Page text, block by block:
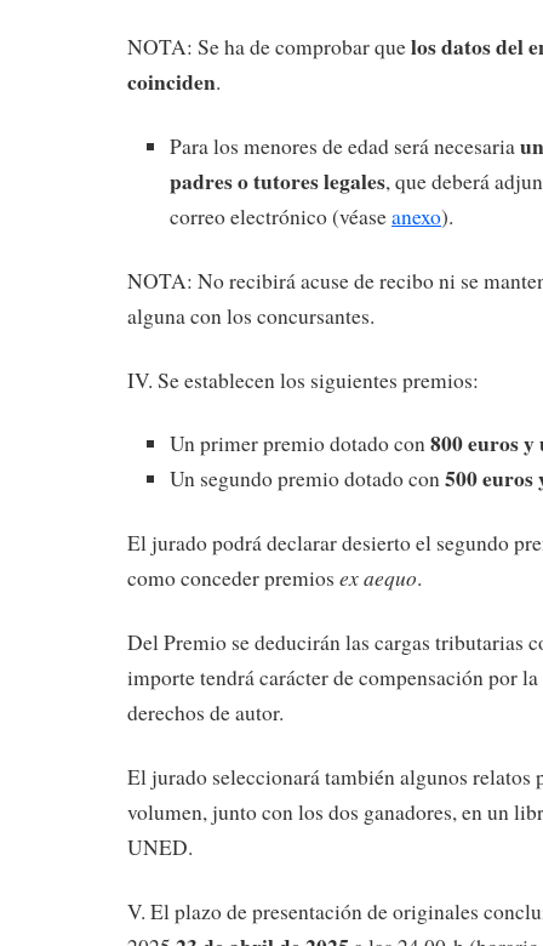
NOTA: Se ha de comprobar quelos datos del
coinciden.
Para los menores de edad será necesaria
padres o tutores legales, que deberá
correo electrónico (véaseanexo).
NOTA: No recibirá acuse de recibo ni se
alguna con los concursantes.
IV. Se establecen los siguientes premios:
Un primer premio dotado con800 euros
Un segundo premio dotado con500
El jurado podrá declarar desierto el segundo
como conceder premios ex aequo.
Del Premio se deducirán las cargas tributarias
importe tendrá carácter de compensación por
derechos de autor.
El jurado seleccionará también algunos relatos
volumen, junto con los dos ganadores, en un
UNED.
V. El plazo de presentación de originales